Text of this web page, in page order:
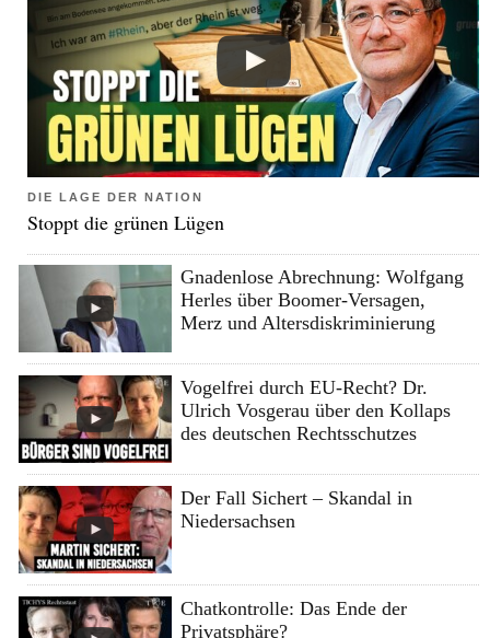
DIE LAGE DER NATION
Stoppt die grünen Lügen
Gnadenlose Abrechnung: Wolfgang
Herles über Boomer-Versagen,
Merz und Altersdiskriminierung
Vogelfrei durch EU-Recht? Dr.
Ulrich Vosgerau über den Kollaps
des deutschen Rechtsschutzes
Der Fall Sichert – Skandal in
Niedersachsen
Chatkontrolle: Das Ende der
Privatsphäre?